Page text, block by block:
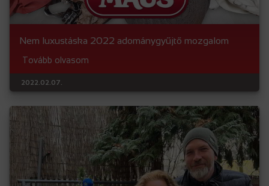
Nem luxustáska 2022 adománygyűjtő mozgalom
Tovább olvasom
2022.02.07.